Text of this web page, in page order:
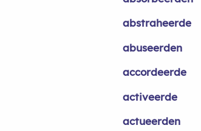
abstraheerde
abuseerden
accordeerde
activeerde
actueerden